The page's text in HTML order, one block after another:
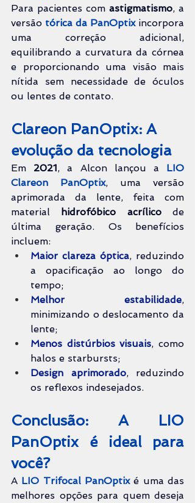
Para pacientes com astigmatismo, a
versão tórica da PanOptix incorpora
uma correção adicional,
equilibrando a curvatura da córnea
e proporcionando uma visão mais
nítida sem necessidade de óculos
ou lentes de contato.
Clareon PanOptix: A
evolução da tecnologia
Em 2021, a Alcon lançou a LIO
Clareon PanOptix, uma versão
aprimorada da lente, feita com
material hidrofóbico acrílico de
última geração. Os benefícios
incluem:
Maior clareza óptica, reduzindo
a opacificação ao longo do
tempo;
Melhor estabilidade,
minimizando o deslocamento da
lente;
Menos distúrbios visuais, como
halos e starbursts;
Design aprimorado, reduzindo
os reflexos indesejados.
Conclusão: A LIO
PanOptix é ideal para
você?
A LIO Trifocal PanOptix é uma das